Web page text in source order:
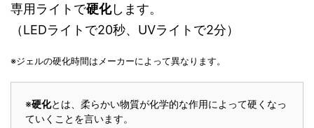
専用ライトで硬化します。
（LEDライトで20秒、 UVライトで2分）
※ジェルの硬化時間はメーカーによって異なります。
※硬化とは、柔らかい物質が化学的な作用によって硬くなっ
ていくことを言います。